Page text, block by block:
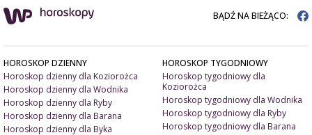
BĄDŹ NA BIEŻĄCO:
HOROSKOP DZIENNY
Horoskop dzienny dla Koziorożca
Horoskop dzienny dla Wodnika
Horoskop dzienny dla Ryby
Horoskop dzienny dla Barana
Horoskop dzienny dla Byka
HOROSKOP TYGODNIOWY
Horoskop tygodniowy dla
Koziorożca
Horoskop tygodniowy dla Wodnika
Horoskop tygodniowy dla Ryby
Horoskop tygodniowy dla Barana